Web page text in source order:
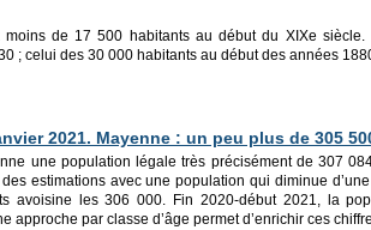
de 17 500 habitants au début du XIXe
; celui des 30 000 habitants au début des années
2021. Mayenne : un peu plus de 305
une population légale très précisément de 307
estimations avec une population qui diminue
avoisine les 306 000. Fin 2020-début 2021, la
approche par classe d’âge permet d’enrichir ces